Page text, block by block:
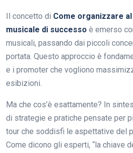
Il concetto di Come organizzare
musicale di successo è emerso
musicali, passando dai piccoli
portata. Questo approccio è
e i promoter che vogliono
esibizioni.
Ma che cos’è esattamente? In
di strategie e pratiche pensate per
tour che soddisfi le aspettative del
Come dicono gli esperti, “la chiave